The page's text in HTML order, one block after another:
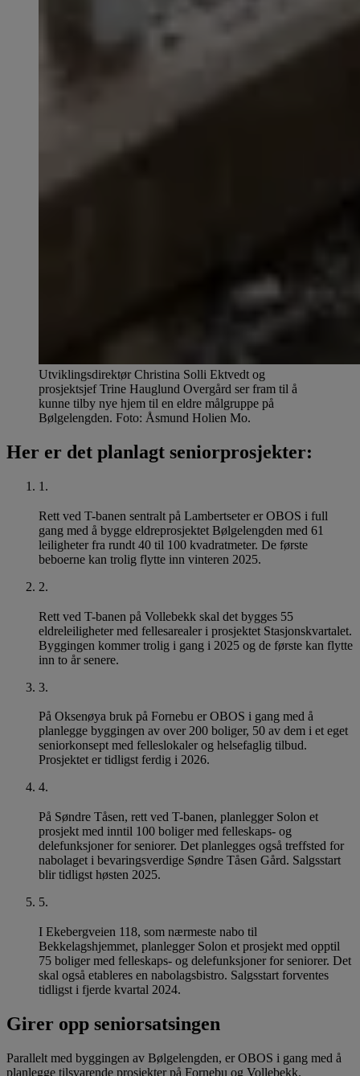
Utviklingsdirektør Christina Solli Ektvedt og
prosjektsjef Trine Hauglund Overgård ser fram til å
kunne tilby nye hjem til en eldre målgruppe på
Bølgelengden. Foto: Åsmund Holien Mo.
Her er det planlagt seniorprosjekter:
1 .
Rett ved T-banen sentralt på Lambertseter er OBOS i full
gang med å bygge eldreprosjektet Bølgelengden med 61
leiligheter fra rundt 40 til 100 kvadratmeter. De første
beboerne kan trolig flytte inn vinteren 2025.
2.
Rett ved T-banen på Vollebekk skal det bygges 55
eldreleiligheter med fellesarealer i prosjektet Stasjonskvartalet.
Byggingen kommer trolig i gang i 2025 og de første kan flytte
inn to år senere.
3.
På Oksenøya bruk på Fornebu er OBOS i gang med å
planlegge byggingen av over 200 boliger, 50 av dem i et eget
seniorkonsept med felleslokaler og helsefaglig tilbud.
Prosjektet er tidligst ferdig i 2026.
4.
På Søndre Tåsen, rett ved T-banen, planlegger Solon et
prosjekt med inntil 100 boliger med felleskaps- og
delefunksjoner for seniorer. Det planlegges også treffsted for
nabolaget i bevaringsverdige Søndre Tåsen Gård. Salgsstart
blir tidligst høsten 2025.
5.
I Ekebergveien 118, som nærmeste nabo til
Bekkelagshjemmet, planlegger Solon et prosjekt med opptil
75 boliger med felleskaps- og delefunksjoner for seniorer. Det
skal også etableres en nabolagsbistro. Salgsstart forventes
tidligst i fjerde kvartal 2024.
Girer opp seniorsatsingen
Parallelt med byggingen av Bølgelengden, er OBOS i gang med å
planlegge tilsvarende prosjekter på Fornebu og Vollebekk.